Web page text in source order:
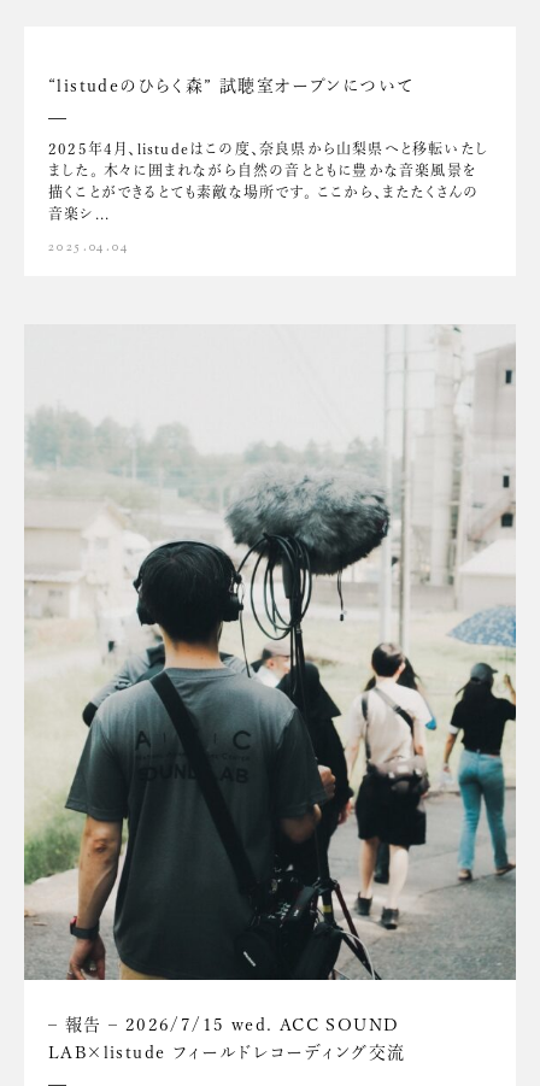
“listudeのひらく森” 試聴室オープンについて
2025年4月、listudeはこの度、奈良県から山梨県へと移転いたし
ました。 木々に囲まれながら自然の音とともに豊かな音楽風景を
描くことができるとても素敵な場所です。 ここから、またたくさんの
音楽シ...
2025.04.04
– 報告 – 2026/7/15 wed. ACC SOUND
LAB×listude フィールドレコーディング交流